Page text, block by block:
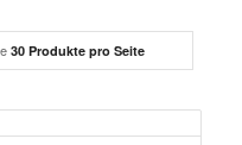
30 Produkte pro Seite